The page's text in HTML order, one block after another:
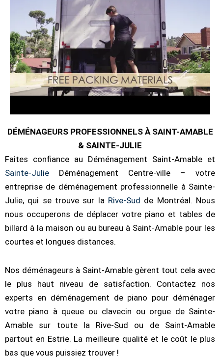
DÉMÉNAGEURS PROFESSIONNELS À SAINT-AMABLE
& SAINTE-JULIE
Faites confiance au Déménagement Saint-Amable et
Sainte-Julie Déménagement Centre-ville – votre
entreprise de déménagement professionnelle à Sainte-
Julie, qui se trouve sur la Rive-Sud de Montréal. Nous
nous occuperons de déplacer votre piano et tables de
billard à la maison ou au bureau à Saint-Amable pour les
courtes et longues distances.
Nos déménageurs à Saint-Amable gèrent tout cela avec
le plus haut niveau de satisfaction. Contactez nos
experts en déménagement de piano pour déménager
votre piano à queue ou clavecin ou orgue de Sainte-
Amable sur toute la Rive-Sud ou de Saint-Amable
partout en Estrie. La meilleure qualité et le coût le plus
bas que vous puissiez trouver !